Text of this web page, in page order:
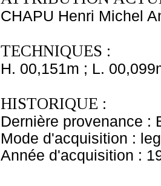
CHAPU Henri Michel
TECHNIQUES :
H. 00,151m ; L.
HISTORIQUE :
Dernière provenance :
Mode d'acquisition :
Année d'acquisition :